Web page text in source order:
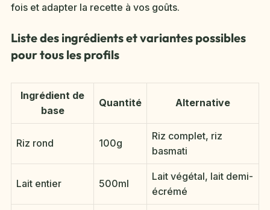
fois et adapter la recette à vos goûts.
Liste des ingrédients et variantes possibles
pour tous les profils
Ingrédient de
base
Quantité Alternative
Riz rond 100g
Riz complet, riz
basmati
Lait entier 500ml
Lait végétal, lait demi-
écrémé